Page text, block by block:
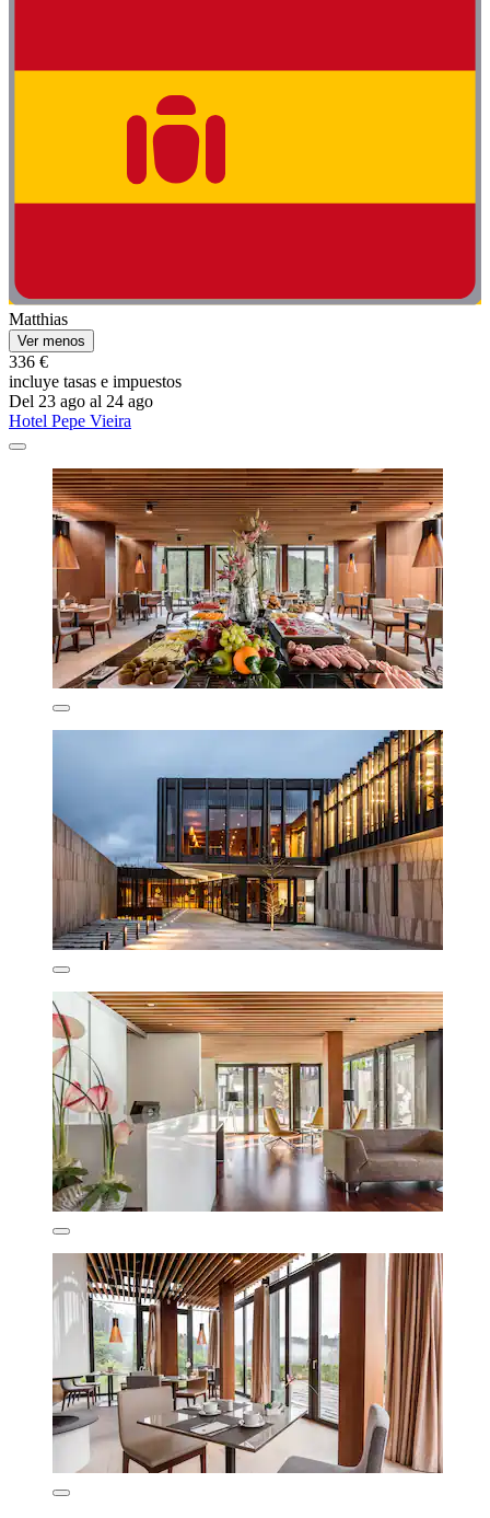
Matthias
Ver menos
336 €
incluye tasas e impuestos
Del 23 ago al 24 ago
Hotel Pepe Vieira